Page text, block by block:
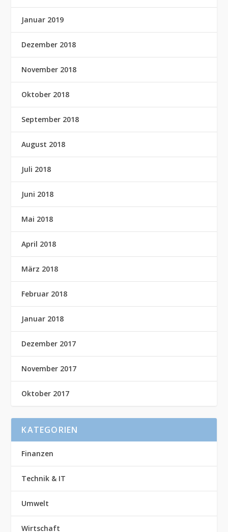
Januar 2019
Dezember 2018
November 2018
Oktober 2018
September 2018
August 2018
Juli 2018
Juni 2018
Mai 2018
April 2018
März 2018
Februar 2018
Januar 2018
Dezember 2017
November 2017
Oktober 2017
KATEGORIEN
Finanzen
Technik & IT
Umwelt
Wirtschaft